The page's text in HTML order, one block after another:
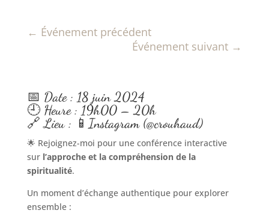
← Événement précédent
Événement suivant →
📅 Date : 18 juin 2024
🕘 Heure : 19h00 – 20h
🔗 Lieu : 📱Instagram (@crouhaud)
🌟 Rejoignez-moi pour une conférence interactive
sur l’approche et la compréhension de la
spiritualité.
Un moment d’échange authentique pour explorer
ensemble :